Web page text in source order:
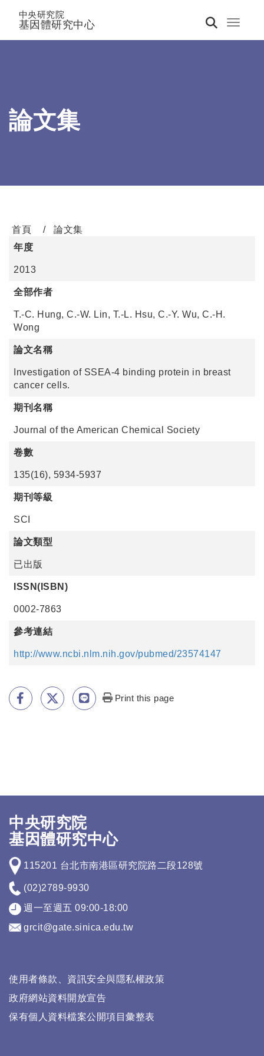
Toggle
中央研究院
基因體研究中心
論文集
首頁
論文集
年度
2013
全部作者
T.-C. Hung, C.-W. Lin, T.-L. Hsu, C.-Y. Wu, C.-H.
Wong
論文名稱
Investigation of SSEA-4 binding protein in breast
cancer cells.
期刊名稱
Journal of the American Chemical Society
卷數
135(16), 5934-5937
期刊等級
SCI
論文類型
已出版
ISSN(ISBN)
0002-7863
參考連結
http://www.ncbi.nlm.nih.gov/pubmed/23574147
Print this page
中央研究院
基因體研究中心
115201 台北市南港區研究院路二段128號
(02)2789-9930
週一至週五 09:00-18:00
grcit@gate.sinica.edu.tw
使用者條款、資訊安全與隱私權政策
政府網站資料開放宣告
保有個人資料檔案公開項目彙整表